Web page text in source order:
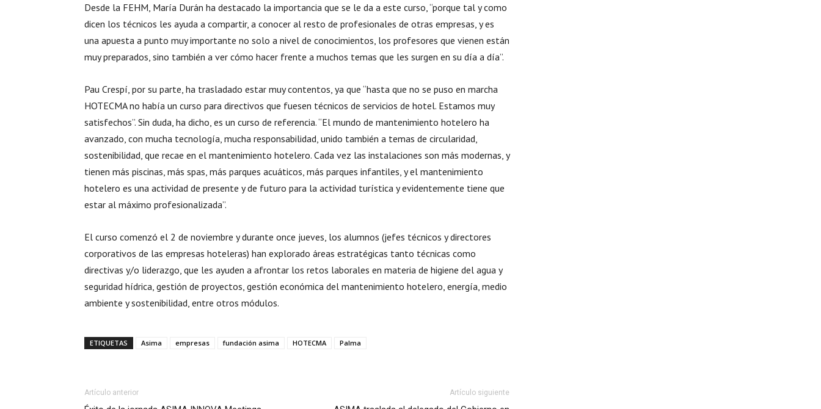
Desde la FEHM, María Durán ha destacado la importancia que se le da a este curso, “porque tal y como
dicen los técnicos les ayuda a compartir, a conocer al resto de profesionales de otras empresas, y es
una apuesta a punto muy importante no solo a nivel de conocimientos, los profesores que vienen están
muy preparados, sino también a ver cómo hacer frente a muchos temas que les surgen en su día a día”.
Pau Crespí, por su parte, ha trasladado estar muy contentos, ya que “hasta que no se puso en marcha
HOTECMA no había un curso para directivos que fuesen técnicos de servicios de hotel. Estamos muy
satisfechos”. Sin duda, ha dicho, es un curso de referencia. “El mundo de mantenimiento hotelero ha
avanzado, con mucha tecnología, mucha responsabilidad, unido también a temas de circularidad,
sostenibilidad, que recae en el mantenimiento hotelero. Cada vez las instalaciones son más modernas, y
tienen más piscinas, más spas, más parques acuáticos, más parques infantiles, y el mantenimiento
hotelero es una actividad de presente y de futuro para la actividad turística y evidentemente tiene que
estar al máximo profesionalizada”.
El curso comenzó el 2 de noviembre y durante once jueves, los alumnos (jefes técnicos y directores
corporativos de las empresas hoteleras) han explorado áreas estratégicas tanto técnicas como
directivas y/o liderazgo, que les ayuden a afrontar los retos laborales en materia de higiene del agua y
seguridad hídrica, gestión de proyectos, gestión económica del mantenimiento hotelero, energía, medio
ambiente y sostenibilidad, entre otros módulos.
ETIQUETAS Asima empresas fundación asima HOTECMA Palma
Artículo anterior Artículo siguiente